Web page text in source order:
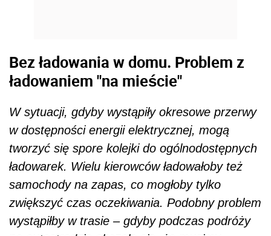
Bez ładowania w domu. Problem z
ładowaniem "na mieście"
W sytuacji, gdyby wystąpiły okresowe przerwy
w dostępności energii elektrycznej, mogą
tworzyć się spore kolejki do ogólnodostępnych
ładowarek. Wielu kierowców ładowałoby też
samochody na zapas, co mogłoby tylko
zwiększyć czas oczekiwania. Podobny problem
wystąpiłby w trasie – gdyby podczas podróży